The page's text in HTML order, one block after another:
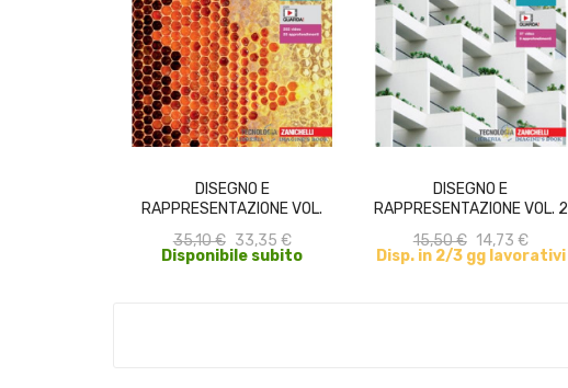
DISEGNO E
RAPPRESENTAZIONE VOL.
35,10 € 33,35 €
Disponibile subito
ACQUISTA
DISEGNO E
RAPPRESENTAZIONE VOL. 2
15,50 € 14,73 €
Disp. in 2/3 gg lavorativi
ACQUISTA